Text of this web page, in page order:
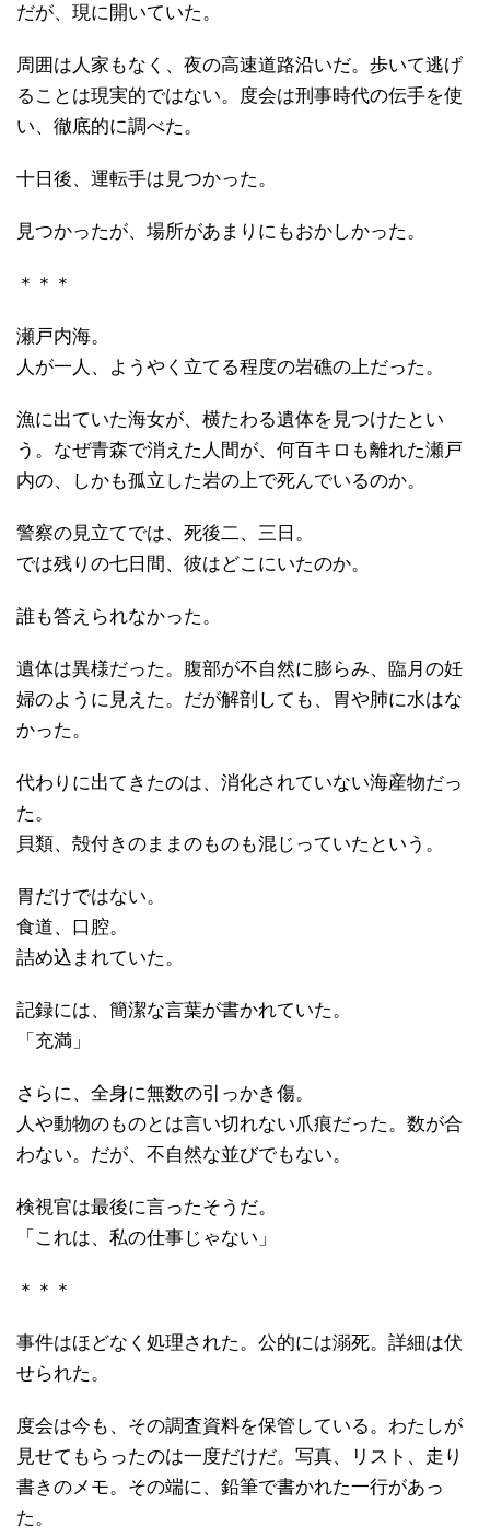
だが、現に開いていた。
周囲は人家もなく、夜の高速道路沿いだ。歩いて逃げ
ることは現実的ではない。度会は刑事時代の伝手を使
い、徹底的に調べた。
十日後、運転手は見つかった。
見つかったが、場所があまりにもおかしかった。
＊＊＊
瀬戸内海。
人が一人、ようやく立てる程度の岩礁の上だった。
漁に出ていた海女が、横たわる遺体を見つけたとい
う。なぜ青森で消えた人間が、何百キロも離れた瀬戸
内の、しかも孤立した岩の上で死んでいるのか。
警察の見立てでは、死後二、三日。
では残りの七日間、彼はどこにいたのか。
誰も答えられなかった。
遺体は異様だった。腹部が不自然に膨らみ、臨月の妊
婦のように見えた。だが解剖しても、胃や肺に水はな
かった。
代わりに出てきたのは、消化されていない海産物だっ
た。
貝類、殻付きのままのものも混じっていたという。
胃だけではない。
食道、口腔。
詰め込まれていた。
記録には、簡潔な言葉が書かれていた。
「充満」
さらに、全身に無数の引っかき傷。
人や動物のものとは言い切れない爪痕だった。数が合
わない。だが、不自然な並びでもない。
検視官は最後に言ったそうだ。
「これは、私の仕事じゃない」
＊＊＊
事件はほどなく処理された。公的には溺死。詳細は伏
せられた。
度会は今も、その調査資料を保管している。わたしが
見せてもらったのは一度だけだ。写真、リスト、走り
書きのメモ。その端に、鉛筆で書かれた一行があっ
た。